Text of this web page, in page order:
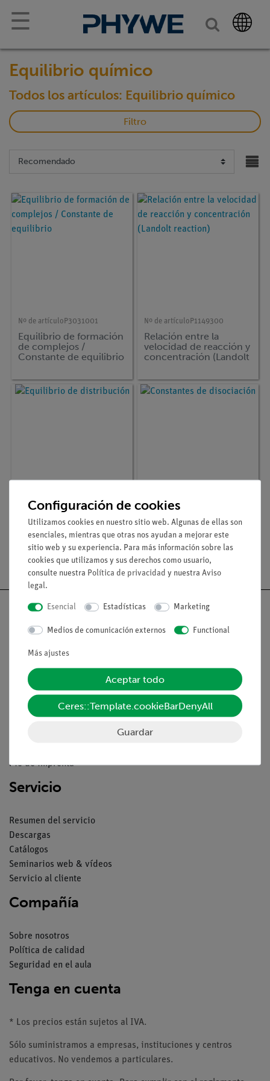
☰
Equilibrio químico
Todos los artículos: Equilibrio químico
Filtro
Nº de artículo P3031001
Equilibrio de formación
de complejos /
Constante de equilibrio
Nº de artículo P1149300
Relación entre la
velocidad de reacción y
concentración (Landolt
Nº de artículoP3030701
Equilibrio de
distribución
Nº de artículo
Constantes de
disociación
Aviso lega
Contacto
Condiciones comerciales generales
Pie de imprenta
Servicio
Resumen del servicio
Descargas
Catálogos
Seminarios web & vídeos
Servicio al cliente
Compañía
Sobre nosotros
Política de calidad
Seguridad en el aula
Tenga en cuenta
* Los precios están sujetos al IVA.
Sólo suministramos a empresas, instituciones y centros
educativos. No vendemos a particulares.
Configuración de cookies
Utilizamos cookies en nuestro sitio web. Algunas de ellas son
esenciales, mientras que otras nos ayudan a mejorar este
sitio web y su experiencia. Para más información sobre las
cookies que utilizamos y sus derechos como usuario,
consulte nuestra Política de privacidad y nuestra Aviso
legal.
Esencial Estadísticas Marketing
Medios de comunicación externos Functional
Más ajustes
Aceptar todo
Ceres::Template.cookieBarDenyAll
Guardar